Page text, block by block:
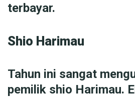
terbayar.
Shio Harimau
Tahun ini sangat
pemilik shio Harimau.